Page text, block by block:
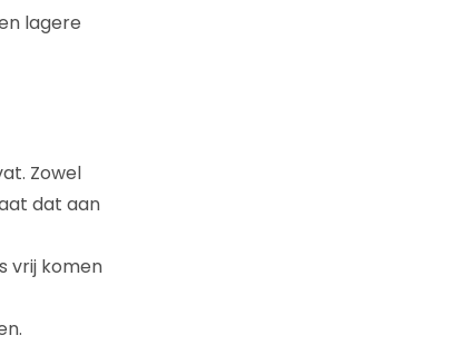
lagere
Zowel
dat aan
vrij komen